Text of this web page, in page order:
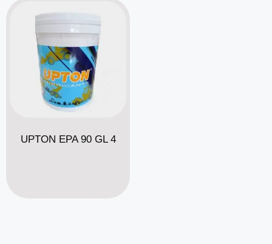
UPTON EPA 90 GL 4